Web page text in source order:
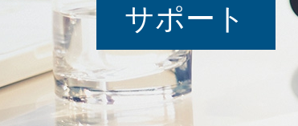
サポート